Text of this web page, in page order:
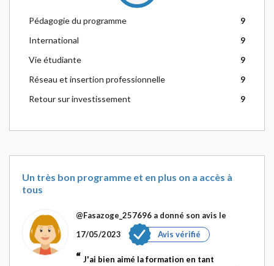
Pédagogie du programme
9
International
9
Vie étudiante
9
Réseau et insertion professionnelle
9
Retour sur investissement
9
Un très bon programme et en plus on a accès à
tous
@Fasazoge_257696 a donné son avis le
17/05/2023
Avis vérifié
J'ai bien aimé la formation en tant